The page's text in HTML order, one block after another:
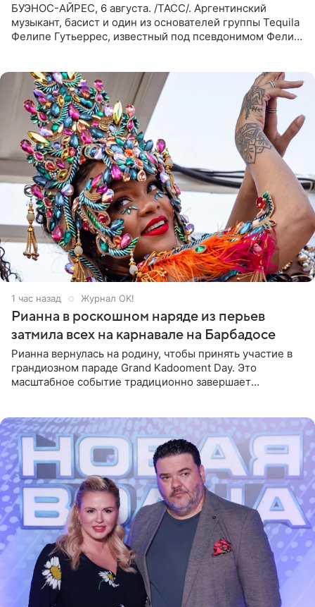
БУЭНОС-АЙРЕС, 6 августа. /ТАСС/. Аргентинский
музыкант, басист и один из основателей группы Tequila
Фелипе Гутьеррес, известный под псевдонимом Фелипе
1 час назад Журнал OK!
Рианна в роскошном наряде из перьев
затмила всех на карнавале на Барбадосе
Рианна вернулась на родину, чтобы принять участие в
грандиозном параде Grand Kadooment Day. Это
масштабное событие традиционно завершает